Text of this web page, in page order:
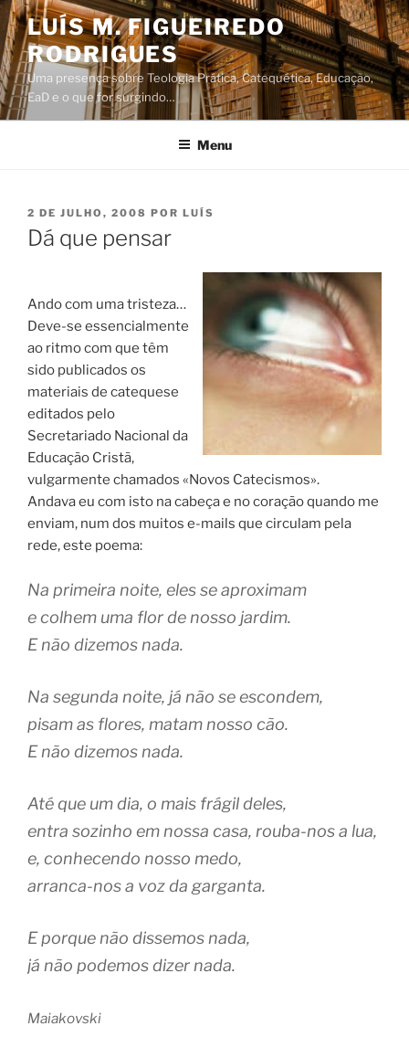
Saltar
para
o
conteúdo
LUÍS M. FIGUEIREDO
RODRIGUES
Uma presença sobre Teologia Prática, Catequética, Educação,
EaD e o que for surgindo…
Menu
PUBLICADO
EM
2 DE JULHO, 2008 POR LUÍS
Dá que pensar
Ando com uma tristeza…
Deve-se essencialmente
ao ritmo com que têm
sido publicados os
materiais de catequese
editados pelo
Secretariado Nacional da
Educação Cristã,
vulgarmente chamados «Novos Catecismos».
Andava eu com isto na cabeça e no coração quando me
enviam, num dos muitos e-mails que circulam pela
rede, este poema:
Na primeira noite, eles se aproximam
e colhem uma flor de nosso jardim.
E não dizemos nada.
Na segunda noite, já não se escondem,
pisam as flores, matam nosso cão.
E não dizemos nada.
Até que um dia, o mais frágil deles,
entra sozinho em nossa casa, rouba-nos a lua,
e, conhecendo nosso medo,
arranca-nos a voz da garganta.
E porque não dissemos nada,
já não podemos dizer nada.
Maiakovski